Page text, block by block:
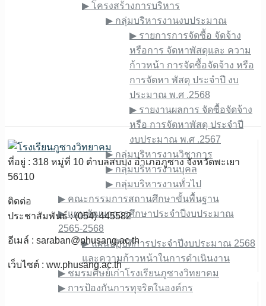
▶︎ โครงสร้างการบริหาร
▶︎ กลุ่มบริหารงานงบประมาณ
▶︎ รายการการจัดซื้อ จัดจ้าง
หรือการ จัดหาพัสดุและ ความ
ก้าวหน้า การจัดซื้อจัดจ้าง หรือ
การจัดหา พัสดุ ประจําปี งบ
ประมาณ พ.ศ .2568
▶︎ รายงานผลการ จัดซื้อจัดจ้าง
หรือ การจัดหาพัสดุ ประจําปี
งบประมาณ พ.ศ .2567
▶︎ กลุ่มบริหารงานวิชาการ
▶︎ กลุ่มบริหารงานบุคล
▶︎ กลุ่มบริหารงานทั่วไป
▶︎ คณะกรรมการสถานศึกษาขั้นพื้นฐาน
▶︎ แผนพัฒนาการศึกษาประจำปีงบประมาณ
2565-2568
▶︎ แผนปฏิบัติการประจำปีงบประมาณ 2568
และความก้าวหน้าในการดำเนินงาน
▶︎ ชมรมศิษย์เก่าโรงเรียนภูซางวิทยาคม
▶︎ การป้องกันการทุจริตในองค์กร
ที่อยู่ : 318 หมู่ที่ 10 ตำบลสบบง อำเภอภูซาง จังหวัดพะเยา
56110
ติดต่อ
ประชาสัมพันธ์ : (054) 445582
อีเมล์ : saraban@phusang.ac.th
เว็บไซต์ : ww.phusang.ac.th